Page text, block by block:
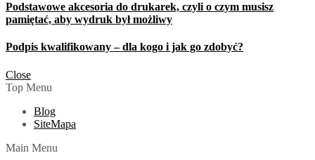
Podstawowe akcesoria do drukarek, czyli o czym musisz
pamiętać, aby wydruk był możliwy
Podpis kwalifikowany – dla kogo i jak go zdobyć?
Close
Top Menu
Blog
SiteMapa
Main Menu